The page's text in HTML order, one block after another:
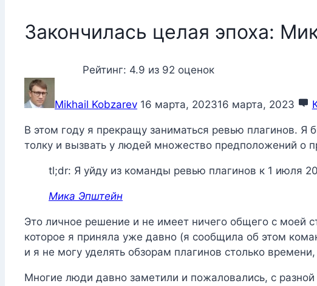
Закончилась целая эпоха:
Рейтинг: 4.9 из 92 оценок
Mikhail Kobzarev 16 марта, 202316 марта, 2023
В этом году я прекращу заниматься ревью плагинов.
толку и вызвать у людей множество предположений о
tl;dr: Я уйду из команды ревью плагинов к 1 июля
Мика Эпштейн
Это личное решение и не имеет ничего общего с моей
которое я приняла уже давно (я сообщила об этом
и я не могу уделять обзорам плагинов столько
Многие люди давно заметили и пожаловались, с